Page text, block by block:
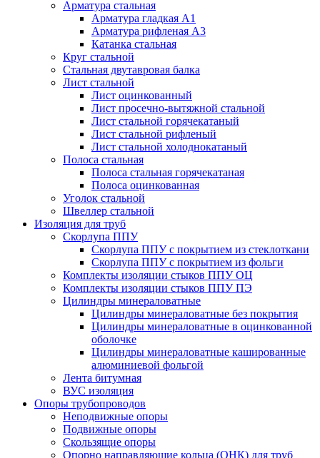
Арматура стальная
Арматура гладкая А1
Арматура рифленая А3
Катанка стальная
Круг стальной
Стальная двутавровая балка
Лист стальной
Лист оцинкованный
Лист просечно-вытяжной стальной
Лист стальной горячекатаный
Лист стальной рифленый
Лист стальной холоднокатаный
Полоса стальная
Полоса стальная горячекатаная
Полоса оцинкованная
Уголок стальной
Швеллер стальной
Изоляция для труб
Скорлупа ППУ
Скорлупа ППУ с покрытием из стеклоткани
Скорлупа ППУ с покрытием из фольги
Комплекты изоляции стыков ППУ ОЦ
Комплекты изоляции стыков ППУ ПЭ
Цилиндры минераловатные
Цилиндры минераловатные без покрытия
Цилиндры минераловатные в оцинкованной
оболочке
Цилиндры минераловатные кашированные
алюминиевой фольгой
Лента битумная
ВУС изоляция
Опоры трубопроводов
Неподвижные опоры
Подвижные опоры
Скользящие опоры
Опорно направляющие кольца (ОНК) для труб